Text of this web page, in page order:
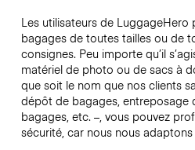
Les utilisateurs de LuggageHero
bagages de toutes tailles ou de
consignes. Peu importe qu’il
matériel de photo ou de sacs à
que soit le nom que nos clients
dépôt de bagages, entreposage
bagages, etc. –, vous pouvez
sécurité, car nous nous